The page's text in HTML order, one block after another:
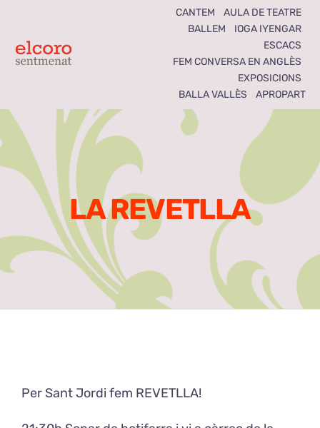
content
Toggle
Seccions
El Coro som tots
Activitats
El Cafè del Coro
CANTEM
AULA DE TEATRE
BALLEM
IOGA IYENGAR
ESCACS
FEM CONVERSA EN ANGLÈS
EXPOSICIONS
BALLA VALLÈS
APROPART
LA REVETLLA
Per Sant Jordi fem REVETLLA!